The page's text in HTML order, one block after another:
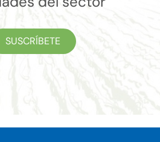
SUSCRÍBETE